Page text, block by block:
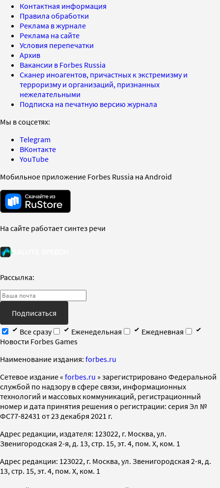
Контактная информация
Правила обработки
Реклама в журнале
Реклама на сайте
Условия перепечатки
Архив
Вакансии в Forbes Russia
Сканер иноагентов, причастных к экстремизму и
терроризму и организаций, признанных
нежелательными
Подписка на печатную версию журнала
Мы в соцсетях:
Telegram
ВКонтакте
YouTube
Мобильное приложение Forbes Russia на Android
На сайте работает синтез речи
Рассылка:
Подписаться
Все сразу
Еженедельная
Ежедневная
Новости Forbes Games
Наименование издания: forbes.ru
Cетевое издание « forbes.ru » зарегистрировано Федеральной
службой по надзору в сфере связи, информационных
технологий и массовых коммуникаций, регистрационный
номер и дата принятия решения о регистрации: серия Эл №
ФС77-82431 от 23 декабря 2021 г.
Адрес редакции, издателя: 123022, г. Москва, ул.
Звенигородская 2-я, д. 13, стр. 15, эт. 4, пом. X, ком. 1
Адрес редакции: 123022, г. Москва, ул. Звенигородская 2-я, д.
13, стр. 15, эт. 4, пом. X, ком. 1